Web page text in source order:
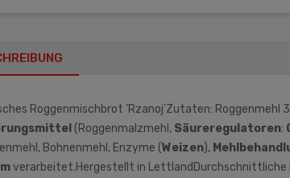
Roggenmischbrot 'Rzanoj'Zutaten: Roggenmehl
(Roggenmalzmehl, Säureregulatoren:
Bohnenmehl, Enzyme (Weizen),
verarbeitet.Hergestellt in LettlandDurchschnittliche